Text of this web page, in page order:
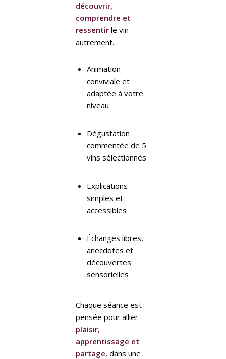
découvrir,
comprendre et
ressentir le vin
autrement.
Animation
conviviale et
adaptée à votre
niveau
Dégustation
commentée de 5
vins sélectionnés
Explications
simples et
accessibles
Échanges libres,
anecdotes et
découvertes
sensorielles
Chaque séance est
pensée pour allier
plaisir,
apprentissage et
partage, dans une